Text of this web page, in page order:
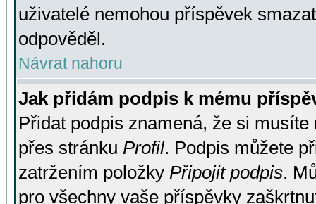
uživatelé nemohou příspěvek
odpověděl.
Návrat nahoru
Jak přidám podpis k mému
Přidat podpis znamená, že si
přes stránku Profil. Podpis můžete
zatržením položky Připojit podpis.
pro všechny vaše příspěvky